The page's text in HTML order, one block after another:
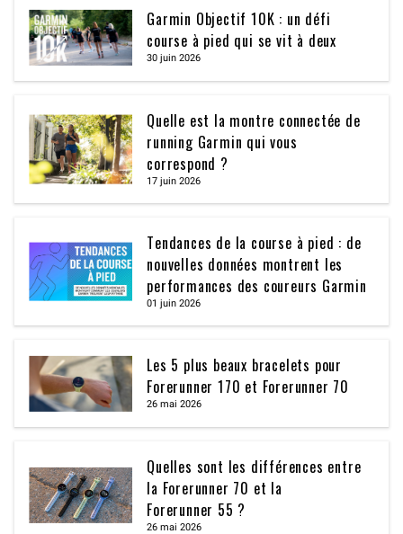
Garmin Objectif 10K : un défi
course à pied qui se vit à deux
30 juin 2026
Quelle est la montre connectée de
running Garmin qui vous
correspond ?
17 juin 2026
Tendances de la course à pied : de
nouvelles données montrent les
performances des coureurs Garmin
01 juin 2026
Les 5 plus beaux bracelets pour
Forerunner 170 et Forerunner 70
26 mai 2026
Quelles sont les différences entre
la Forerunner 70 et la
Forerunner 55 ?
26 mai 2026